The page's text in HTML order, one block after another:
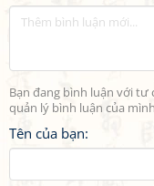
Bạn đang bình luận với tư
quản lý bình luận của
Tên của bạn: